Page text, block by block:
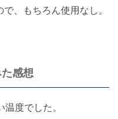
、もちろん使用なし。
感想
度でした。